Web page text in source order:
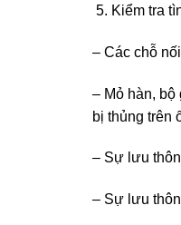
Kiểm tra
– Các chỗ
– Mỏ hàn, bộ
bị thủng trên
– Sự lưu
– Sự lưu